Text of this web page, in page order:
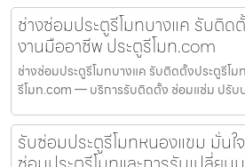
ช่างซ่อมประตูรีโมทบางแค รับติด
งานมืออาชีพ ประตูรีโมท.com
ช่างซ่อมประตูรีโมทบางแค รับติดตั้งประตูรีโ
รีโมท.com — บริการรับติดตั้ง ซ่อมแซ่ม ปรับ
รับซ่อมประตูรีโมทหนองแขม มั่นใ